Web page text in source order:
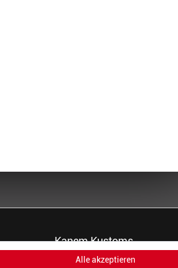
Kanem Kustoms
Du brauchst ein neues Jersey oder
Alle akzeptieren